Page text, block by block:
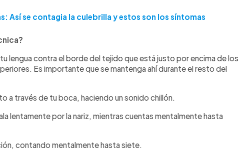
Así se contagia la culebrilla y estos son los síntomas
lengua contra el borde del tejido que está justo por encima de los
Es importante que se mantenga ahí durante el resto del
a través de tu boca, haciendo un sonido chillón.
lentamente por la nariz, mientras cuentas mentalmente hasta
contando mentalmente hasta siete.